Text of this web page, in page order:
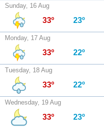
Sunday, 16 Aug
33º 23º
Monday, 17 Aug
33º 22º
Tuesday, 18 Aug
33º 22º
Wednesday, 19 Aug
33º 23º